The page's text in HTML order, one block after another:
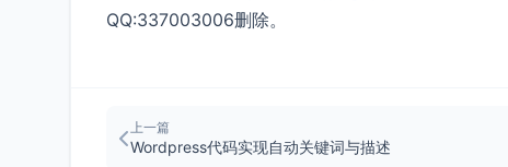
QQ:337003006删除。
上一篇
Wordpress代码实现自动关键词与描述